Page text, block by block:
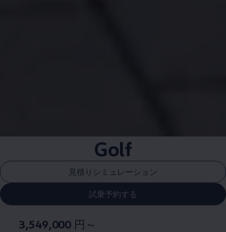
Golf
見積りシミュレーション
試乗予約する
3,549,000 円～